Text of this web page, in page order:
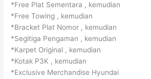
*Free Plat Sementara , kemudian
*Free Towing , kemudian
*Bracket Plat Nomor , kemudian
*Segitiga Pengaman , kemudian
*Karpet Original , kemudian
*Kotak P3K , kemudian
*Exclusive Merchandise Hyundai